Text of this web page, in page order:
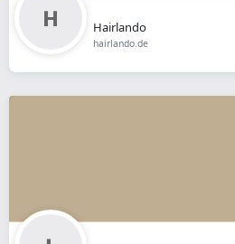
Hairlando
hairlando.de